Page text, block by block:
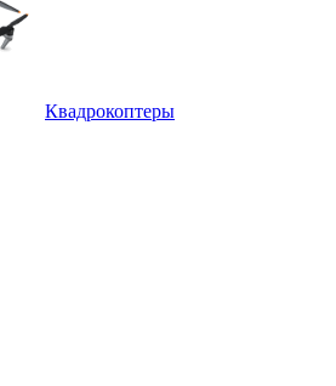
Квадрокоптеры